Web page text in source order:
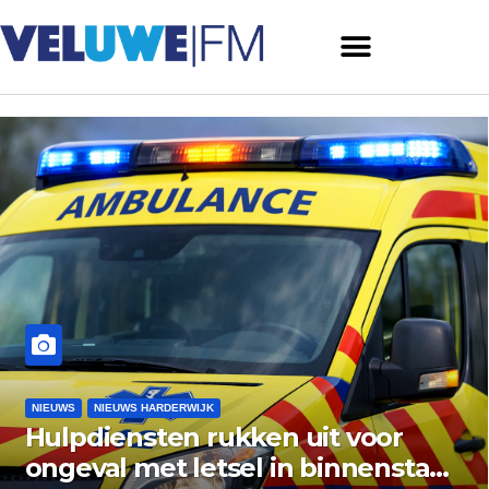
voor
NIEUWS NIEUWS ERMELO
Gemeente Ermelo
vishandel af: